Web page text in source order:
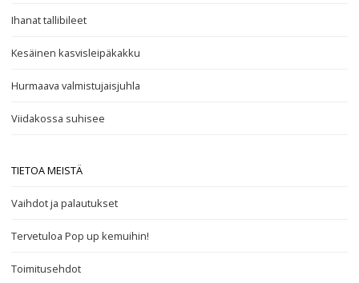
Ihanat tallibileet
Kesäinen kasvisleipäkakku
Hurmaava valmistujaisjuhla
Viidakossa suhisee
TIETOA MEISTÄ
Vaihdot ja palautukset
Tervetuloa Pop up kemuihin!
Toimitusehdot